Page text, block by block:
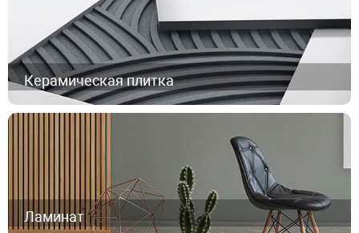
Керамическая плитка
Ламинат